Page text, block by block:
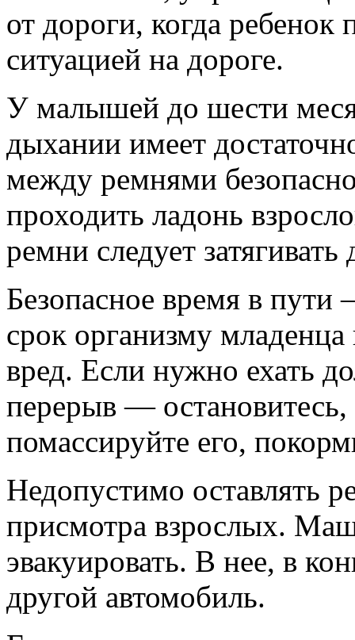
от дороги, когда ребенок
ситуацией на дороге.
У малышей до шести
дыхании имеет
между ремнями
проходить ладонь
ремни следует
Безопасное время в пути
срок организму
вред. Если нужно ехать
перерыв —
помассируйте его,
Недопустимо оставлять
присмотра взрослых.
эвакуировать. В нее, в
другой автомобиль.